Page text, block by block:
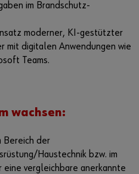
im Brandschutz-
moderner, KI-gestützter
mit digitalen Anwendungen wie
Teams.
wachsen:
Bereich der
Haustechnik bzw. im
eine vergleichbare anerkannte